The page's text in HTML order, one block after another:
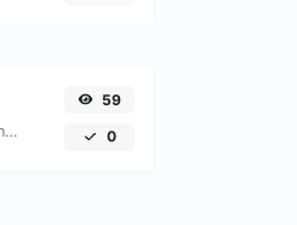
Genera un slug de URL para cualquier cadena de entrada.
59
0